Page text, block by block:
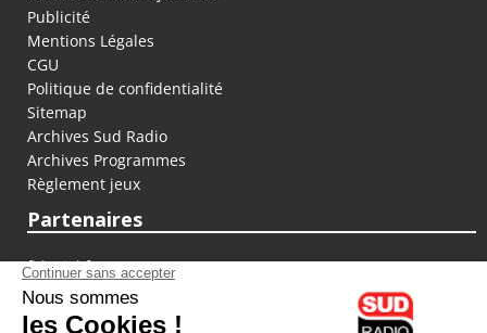
Publicité
Mentions Légales
CGU
Politique de confidentialité
Sitemap
Archives Sud Radio
Archives Programmes
Règlement jeux
Partenaires
fiducial.fr
lyoncapitale.fr
olympique-et-lyonnais.com